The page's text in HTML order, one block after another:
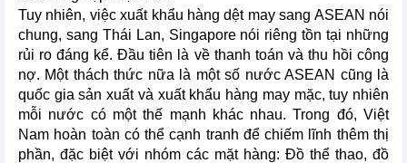
Tuy nhiên, việc xuất khẩu hàng dệt may sang ASEAN nói
chung, sang Thái Lan, Singapore nói riêng tồn tại những
rủi ro đáng kể. Đầu tiên là về thanh toán và thu hồi công
nợ. Một thách thức nữa là một số nước ASEAN cũng là
quốc gia sản xuất và xuất khẩu hàng may mặc, tuy nhiên
mỗi nước có một thế mạnh khác nhau. Trong đó, Việt
Nam hoàn toàn có thể cạnh tranh để chiếm lĩnh thêm thị
phần, đặc biệt với nhóm các mặt hàng: Đồ thể thao, đồ